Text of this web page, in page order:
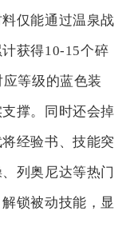
仅能通过温泉战
获得10-15个碎
等级的蓝色装
撑。同时还会掉
经验书、技能突
列奥尼达等热门
锁被动技能，显